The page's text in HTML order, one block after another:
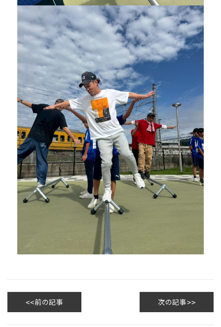
前の記事 次の記事